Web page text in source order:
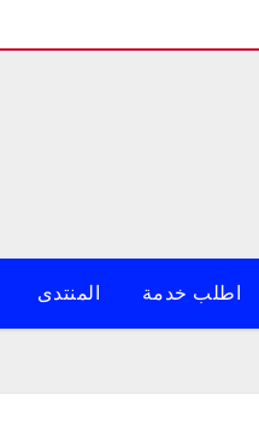
اطلب خدمة المنتدى